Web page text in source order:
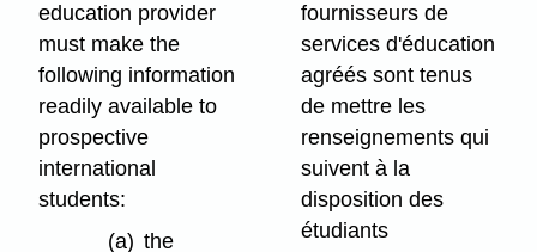
education provider
must make the
following information
readily available to
prospective
international
students:
(a) the
fournisseurs de
services d'éducation
agréés sont tenus
de mettre les
renseignements qui
suivent à la
disposition des
étudiants